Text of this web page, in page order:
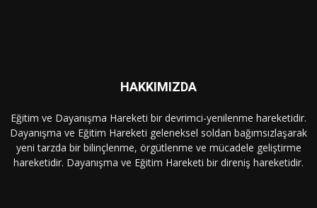
HAKKIMIZDA
Eğitim ve Dayanışma Hareketi bir devrimci-yenilenme hareketidir.
Dayanışma ve Eğitim Hareketi geleneksel soldan bağımsızlaşarak
yeni tarzda bir bilinçlenme, örgütlenme ve mücadele geliştirme
hareketidir. Dayanışma ve Eğitim Hareketi bir direniş hareketidir.